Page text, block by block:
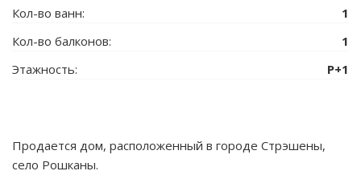
Кол-во ванн:
1
Кол-во балконов:
1
Этажность:
P+1
Продается дом, расположенный в городе Стрэшены,
село Рошканы.